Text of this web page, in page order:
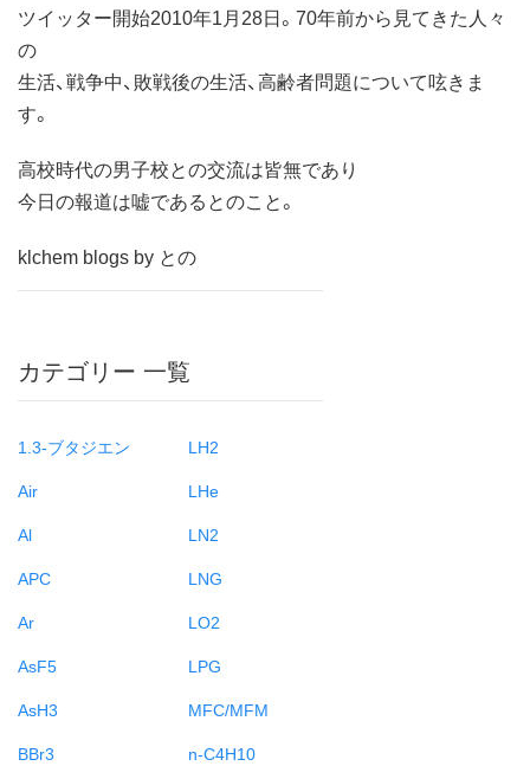
ツイッター開始2010年1月28日。70年前から見てきた人々
の
生活、戦争中、敗戦後の生活、高齢者問題について呟きま
す。
高校時代の男子校との交流は皆無であり
今日の報道は嘘であるとのこと。
klchem blogs by との
カテゴリー 一覧
1.3-ブタジエン
Air
Al
APC
Ar
AsF5
AsH3
BBr3
LH2
LHe
LN2
LNG
LO2
LPG
MFC/MFM
n-C4H10